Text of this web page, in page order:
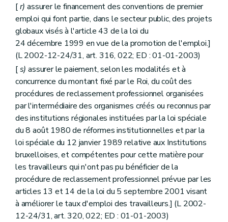
[r) assurer le financement des conventions de premier
emploi qui font partie, dans le secteur public, des projets
globaux visés à l'article 43 de la loi du
24 décembre 1999 en vue de la promotion de l'emploi.]
(L 2002-12-24/31, art. 316, 022; ED : 01-01-2003)
[s) assurer le paiement, selon les modalités et à
concurrence du montant fixé par le Roi, du coût des
procédures de reclassement professionnel organisées
par l'intermédiaire des organismes créés ou reconnus par
des institutions régionales instituées par la loi spéciale
du 8 août 1980 de réformes institutionnelles et par la
loi spéciale du 12 janvier 1989 relative aux Institutions
bruxelloises, et compétentes pour cette matière pour
les travailleurs qui n'ont pas pu bénéficier de la
procédure de reclassement professionnel prévue par les
articles 13 et 14 de la loi du 5 septembre 2001 visant
à améliorer le taux d'emploi des travailleurs.] (L 2002-
12-24/31, art. 320, 022; ED : 01-01-2003)